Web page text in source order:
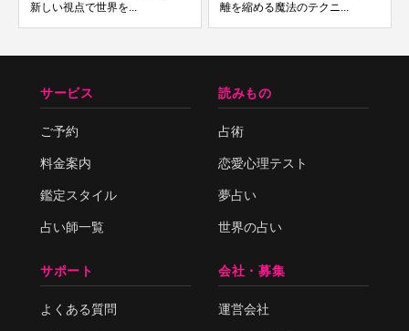
新しい視点で世界を...
離を縮める魔法のテクニ...
サービス
ご予約
料金案内
鑑定スタイル
占い師一覧
読みもの
占術
恋愛心理テスト
夢占い
世界の占い
サポート
よくある質問
会社・募集
運営会社